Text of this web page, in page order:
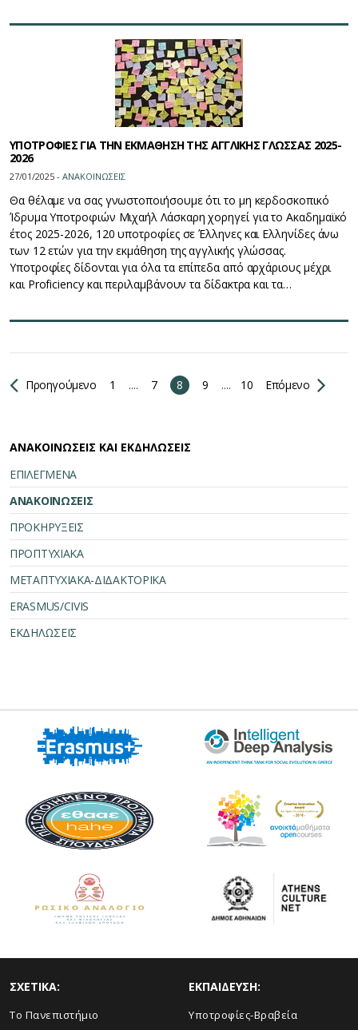
ΥΠΟΤΡΟΦΙΕΣ ΓΙΑ ΤΗΝ ΕΚΜΑΘΗΣΗ ΤΗΣ ΑΓΓΛΙΚΗΣ ΓΛΩΣΣΑΣ 2025-
2026
27/01/2025 - ΑΝΑΚΟΙΝΩΣΕΙΣ
Θα θέλαμε να σας γνωστοποιήσουμε ότι το μη κερδοσκοπικό
Ίδρυμα Υποτροφιών Μιχαήλ Λάσκαρη χορηγεί για το Ακαδημαϊκό
έτος 2025-2026, 120 υποτροφίες σε Έλληνες και Ελληνίδες άνω
των 12 ετών για την εκμάθηση της αγγλικής γλώσσας.
Υποτροφίες δίδονται για όλα τα επίπεδα από αρχάριους μέχρι
και Proficiency και περιλαμβάνουν τα δίδακτρα και τα…
Προηγούμενο 1 .... 7 8 9 .... 10 Επόμενο
ΑΝΑΚΟΙΝΩΣΕΙΣ ΚΑΙ ΕΚΔΗΛΩΣΕΙΣ
ΕΠΙΛΕΓΜΕΝΑ
ΑΝΑΚΟΙΝΩΣΕΙΣ
ΠΡΟΚΗΡΥΞΕΙΣ
ΠΡΟΠΤΥΧΙΑΚΑ
ΜΕΤΑΠΤΥΧΙΑΚΑ-ΔΙΔΑΚΤΟΡΙΚΑ
ERASMUS/CIVIS
ΕΚΔΗΛΩΣΕΙΣ
ΣΧΕΤΙΚΑ:
Το Πανεπιστήμιο
ΕΚΠΑΙΔΕΥΣΗ:
Υποτροφίες-Βραβεία